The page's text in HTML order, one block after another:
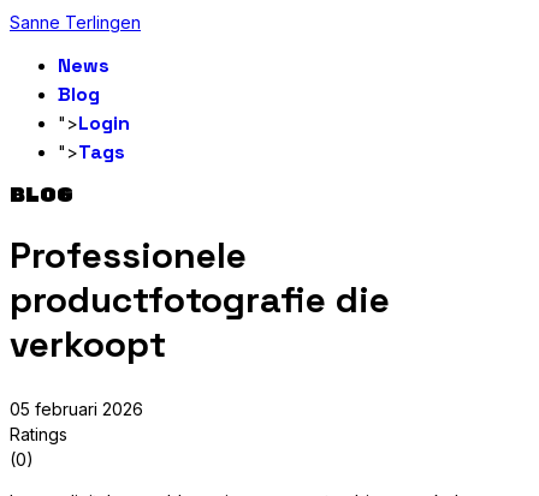
Sanne Terlingen
News
Blog
">Login
">Tags
BLOG
Professionele
productfotografie die
verkoopt
05 februari 2026
Ratings
(0)